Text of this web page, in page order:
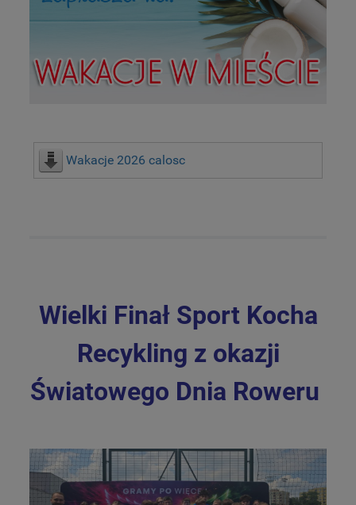
Wakacje 2026 calosc
Wielki Finał Sport Kocha
Recykling z okazji
Światowego Dnia Roweru